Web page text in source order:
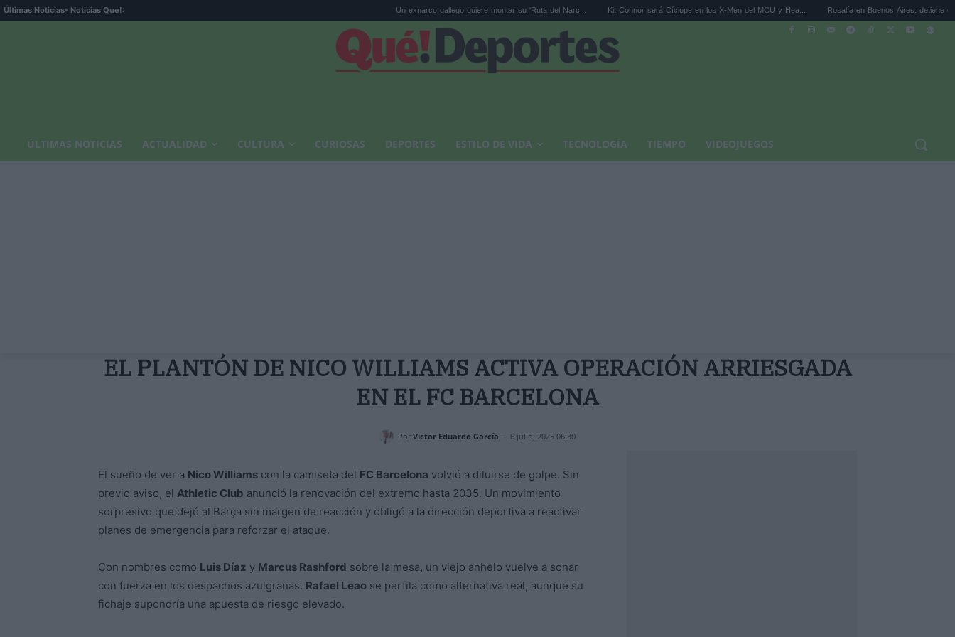
Últimas Noticias- Noticias Que!: Un exnarco gallego quiere montar su 'Ruta del Narc... Kit Connor será Cíclope en los X-Men del MCU y Hea... Rosalía en Buenos Aires: detiene el tráfico y se s...
ÚLTIMAS NOTICIAS ACTUALIDAD CULTURA CURIOSAS DEPORTES ESTILO DE VIDA TECNOLOGÍA TIEMPO VIDEOJUEGOS
EL PLANTÓN DE NICO WILLIAMS ACTIVA OPERACIÓN ARRIESGADA
EN EL FC BARCELONA
Por Victor Eduardo García - 6 julio, 2025 06:30
El sueño de ver a Nico Williams con la camiseta del FC Barcelona volvió a diluirse de golpe. Sin
previo aviso, el Athletic Club anunció la renovación del extremo hasta 2035. Un movimiento
sorpresivo que dejó al Barça sin margen de reacción y obligó a la dirección deportiva a reactivar
planes de emergencia para reforzar el ataque.
Con nombres como Luis Díaz y Marcus Rashford sobre la mesa, un viejo anhelo vuelve a sonar
con fuerza en los despachos azulgranas. Rafael Leao se perfila como alternativa real, aunque su
fichaje supondría una apuesta de riesgo elevado.